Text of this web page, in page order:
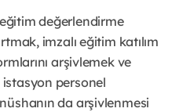
değerlendirme
imzalı eğitim katılım
arşivlemek ve
istasyon personel
da arşivlenmesi